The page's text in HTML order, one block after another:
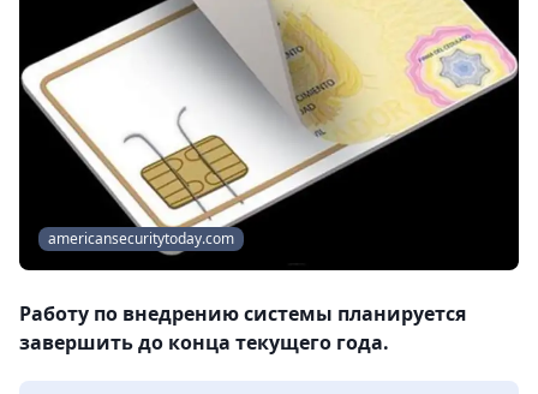
americansecuritytoday.com
Работу по внедрению системы планируется
завершить до конца текущего года.